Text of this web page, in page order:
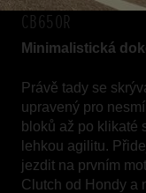
CB650R
Minimalistická
Právě tady se
upravený pro
bloků až po klikaté
lehkou agilitu.
jezdit na prvním
Clutch od Hondy a